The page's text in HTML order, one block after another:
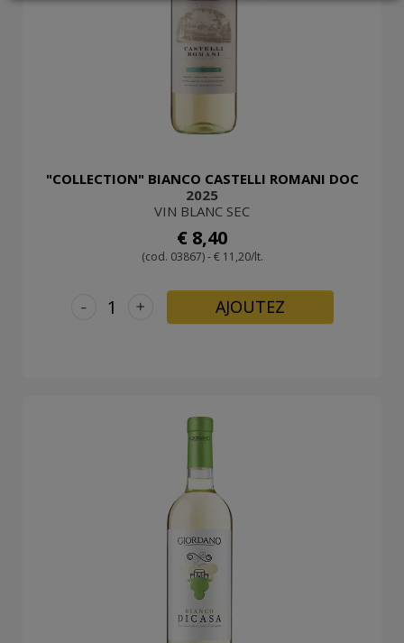
"COLLECTION" BIANCO CASTELLI ROMANI DOC
2025
VIN BLANC SEC
€ 8,40
(cod. 03867) - € 11,20/lt.
+
- AJOUTEZ